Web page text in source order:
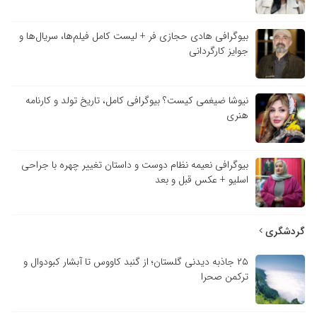
بیوگرافی هادی حجازی فر + لیست کامل فیلم‌ها، سریال‌ها و
جوایز کارگردانی
نیوشا ضیغمی کیست؟ بیوگرافی کامل، تاریخ تولد و کارنامه
هنری
بیوگرافی نعیمه نظام دوست و داستان تغییر چهره با جراحی
اسلیو + عکس قبل و بعد
گردشگری
۲۵ جاذبه دیدنی گلستان؛ از گنبد کاووس تا آبشار کبودوال و
ترکمن صحرا